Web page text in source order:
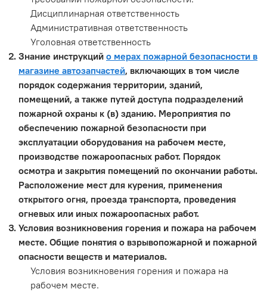
Дисциплинарная ответственность
Административная ответственность
Уголовная ответственность
Знание инструкций о мерах пожарной безопасности в
магазине автозапчастей, включающих в том числе
порядок содержания территории, зданий,
помещений, а также путей доступа подразделений
пожарной охраны к (в) зданию. Мероприятия по
обеспечению пожарной безопасности при
эксплуатации оборудования на рабочем месте,
производстве пожароопасных работ. Порядок
осмотра и закрытия помещений по окончании работы.
Расположение мест для курения, применения
открытого огня, проезда транспорта, проведения
огневых или иных пожароопасных работ.
Условия возникновения горения и пожара на рабочем
месте. Общие понятия о взрывопожарной и пожарной
опасности веществ и материалов.
Условия возникновения горения и пожара на
рабочем месте.